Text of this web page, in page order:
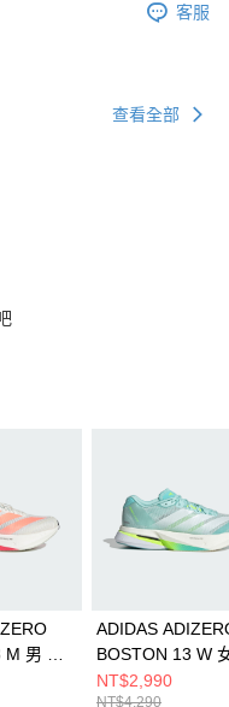
客服
查看全部
男 跑
ADIDAS
BOSTON 13 W
步鞋 JS4957
NT$2,990
NT$4,290